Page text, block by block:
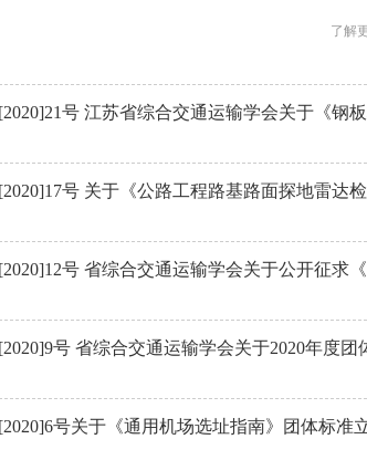
了解
号 关于《公路工程路基路面探地雷达
号 省综合交通运输学会关于公开征求
号 省综合交通运输学会关于2020年度团
号关于《通用机场选址指南》团体标准